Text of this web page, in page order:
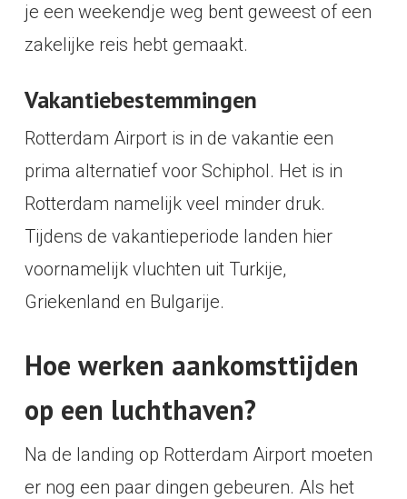
je een weekendje weg bent geweest of een
zakelijke reis hebt gemaakt.
Vakantiebestemmingen
Rotterdam Airport is in de vakantie een
prima alternatief voor Schiphol. Het is in
Rotterdam namelijk veel minder druk.
Tijdens de vakantieperiode landen hier
voornamelijk vluchten uit Turkije,
Griekenland en Bulgarije.
Hoe werken aankomsttijden
op een luchthaven?
Na de landing op Rotterdam Airport moeten
er nog een paar dingen gebeuren. Als het